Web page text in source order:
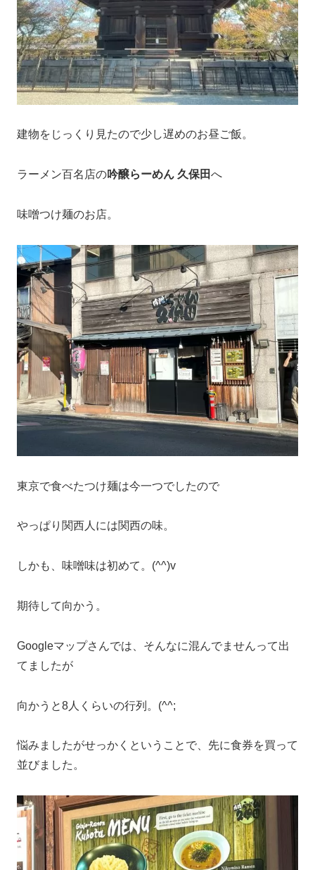
建物をじっくり見たので少し遅めのお昼ご飯。
ラーメン百名店の吟醸らーめん 久保田へ
味噌つけ麺のお店。
東京で食べたつけ麺は今一つでしたので
やっぱり関西人には関西の味。
しかも、味噌味は初めて。(^^)v
期待して向かう。
Googleマップさんでは、そんなに混んでませんって出
てましたが
向かうと8人くらいの行列。(^^;
悩みましたがせっかくということで、先に食券を買って
並びました。